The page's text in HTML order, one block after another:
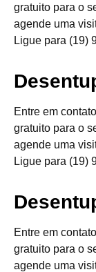
gratuito para o
agende uma
Ligue para (19)
Entre em
gratuito para o
agende uma
Ligue para (19)
Entre em
gratuito para o
agende uma